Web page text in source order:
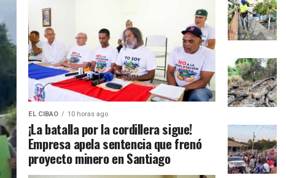
EL CIBAO 10 horas ago
¡La batalla por la cordillera sigue!
Empresa apela sentencia que frenó
proyecto minero en Santiago